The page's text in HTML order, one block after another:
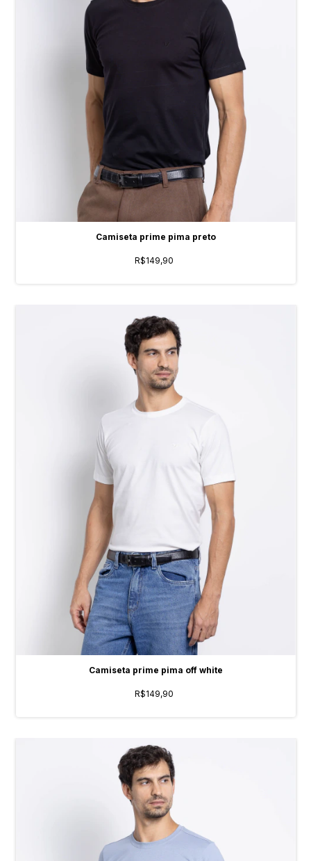
Camiseta prime pima preto
R$149,90
Camiseta prime pima off white
R$149,90